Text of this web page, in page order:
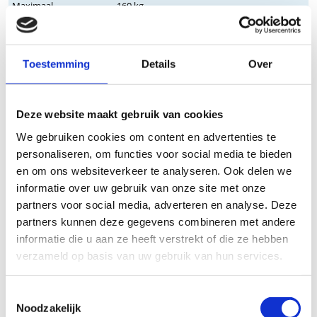
Toestemming Details Over
Deze website maakt gebruik van cookies
We gebruiken cookies om content en advertenties te
personaliseren, om functies voor social media te bieden
en om ons websiteverkeer te analyseren. Ook delen we
informatie over uw gebruik van onze site met onze
partners voor social media, adverteren en analyse. Deze
partners kunnen deze gegevens combineren met andere
informatie die u aan ze heeft verstrekt of die ze hebben
verzameld op basis van uw gebruik van hun services.
Noodzakelijk
Maximaal
gebruikersgewicht
160 kg
Op voorraad Nee
Stel een vraag
Wij nemen binnen 24 uur contact met je op via de e-mail of telefoon.
Product
Naam
Bedrijfsnaam optioneel